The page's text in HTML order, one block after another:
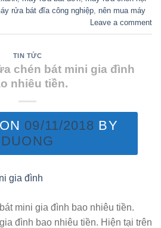
rửa bát đĩa công nghiệp nên mua máy
Leave a comment
TIN TỨC
chén bát mini gia đình
nhiêu tiền.
09/11/2018 BY
DUONG
mini gia đình bao nhiêu tiền.
đình bao nhiêu tiền. Hiện tại trên